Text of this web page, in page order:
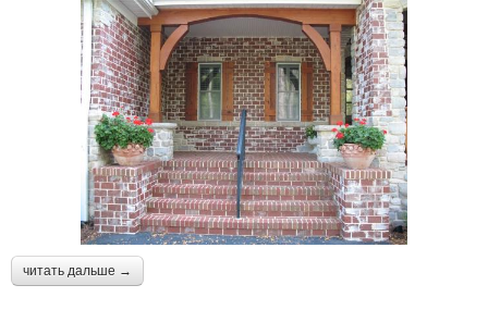
читать дальше →